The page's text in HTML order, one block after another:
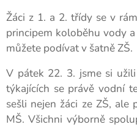
Žáci z 1. a 2. třídy se v
principem koloběhu vody
můžete podívat v šatně ZŠ.
V pátek 22. 3. jsme si
týkajících se právě vodní
sešli nejen žáci ze ZŠ,
MŠ. Všichni výborně